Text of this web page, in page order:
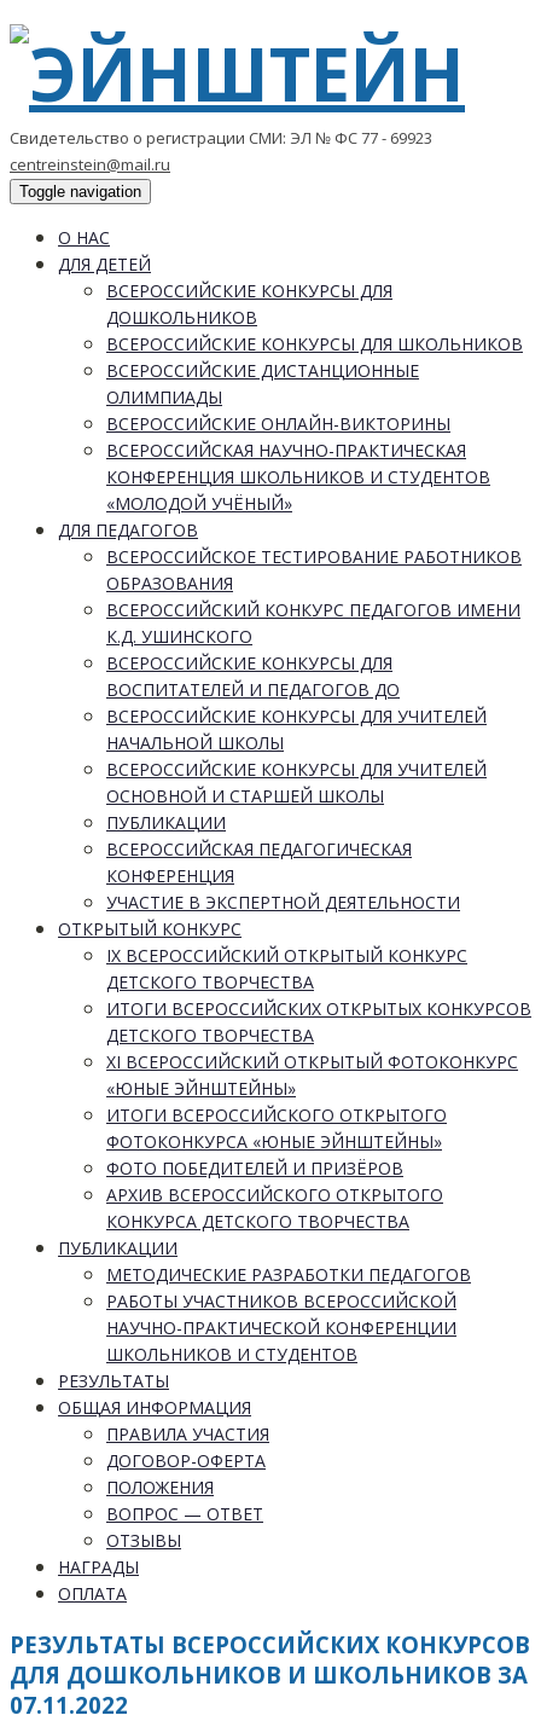
Свидетельство о регистрации СМИ: ЭЛ № ФС 77 - 69923
centreinstein@mail.ru
Toggle navigation
О НАС
ДЛЯ ДЕТЕЙ
ВСЕРОССИЙСКИЕ КОНКУРСЫ ДЛЯ
ДОШКОЛЬНИКОВ
ВСЕРОССИЙСКИЕ КОНКУРСЫ ДЛЯ ШКОЛЬНИКОВ
ВСЕРОССИЙСКИЕ ДИСТАНЦИОННЫЕ
ОЛИМПИАДЫ
ВСЕРОССИЙСКИЕ ОНЛАЙН-ВИКТОРИНЫ
ВСЕРОССИЙСКАЯ НАУЧНО-ПРАКТИЧЕСКАЯ
КОНФЕРЕНЦИЯ ШКОЛЬНИКОВ И СТУДЕНТОВ
«МОЛОДОЙ УЧЁНЫЙ»
ДЛЯ ПЕДАГОГОВ
ВСЕРОССИЙСКОЕ ТЕСТИРОВАНИЕ РАБОТНИКОВ
ОБРАЗОВАНИЯ
ВСЕРОССИЙСКИЙ КОНКУРС ПЕДАГОГОВ ИМЕНИ
К.Д. УШИНСКОГО
ВСЕРОССИЙСКИЕ КОНКУРСЫ ДЛЯ
ВОСПИТАТЕЛЕЙ И ПЕДАГОГОВ ДО
ВСЕРОССИЙСКИЕ КОНКУРСЫ ДЛЯ УЧИТЕЛЕЙ
НАЧАЛЬНОЙ ШКОЛЫ
ВСЕРОССИЙСКИЕ КОНКУРСЫ ДЛЯ УЧИТЕЛЕЙ
ОСНОВНОЙ И СТАРШЕЙ ШКОЛЫ
ПУБЛИКАЦИИ
ВСЕРОССИЙСКАЯ ПЕДАГОГИЧЕСКАЯ
КОНФЕРЕНЦИЯ
УЧАСТИЕ В ЭКСПЕРТНОЙ ДЕЯТЕЛЬНОСТИ
ОТКРЫТЫЙ КОНКУРС
IX ВСЕРОССИЙСКИЙ ОТКРЫТЫЙ КОНКУРС
ДЕТСКОГО ТВОРЧЕСТВА
ИТОГИ ВСЕРОССИЙСКИХ ОТКРЫТЫХ КОНКУРСОВ
ДЕТСКОГО ТВОРЧЕСТВА
XI ВСЕРОССИЙСКИЙ ОТКРЫТЫЙ ФОТОКОНКУРС
«ЮНЫЕ ЭЙНШТЕЙНЫ»
ИТОГИ ВСЕРОССИЙСКОГО ОТКРЫТОГО
ФОТОКОНКУРСА «ЮНЫЕ ЭЙНШТЕЙНЫ»
ФОТО ПОБЕДИТЕЛЕЙ И ПРИЗЁРОВ
АРХИВ ВСЕРОССИЙСКОГО ОТКРЫТОГО
КОНКУРСА ДЕТСКОГО ТВОРЧЕСТВА
ПУБЛИКАЦИИ
МЕТОДИЧЕСКИЕ РАЗРАБОТКИ ПЕДАГОГОВ
РАБОТЫ УЧАСТНИКОВ ВСЕРОССИЙСКОЙ
НАУЧНО-ПРАКТИЧЕСКОЙ КОНФЕРЕНЦИИ
ШКОЛЬНИКОВ И СТУДЕНТОВ
РЕЗУЛЬТАТЫ
ОБЩАЯ ИНФОРМАЦИЯ
ПРАВИЛА УЧАСТИЯ
ДОГОВОР-ОФЕРТА
ПОЛОЖЕНИЯ
ВОПРОС — ОТВЕТ
ОТЗЫВЫ
НАГРАДЫ
ОПЛАТА
РЕЗУЛЬТАТЫ ВСЕРОССИЙСКИХ КОНКУРСОВ
ДЛЯ ДОШКОЛЬНИКОВ И ШКОЛЬНИКОВ ЗА
07.11.2022